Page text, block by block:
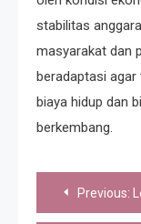
stabilitas
masyarakat dan
beradaptasi
biaya hidup dan
berkembang.
PostPrevious: